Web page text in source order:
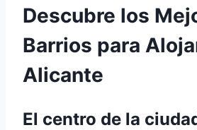
Descubre los
Barrios para
Alicante
El centro de la